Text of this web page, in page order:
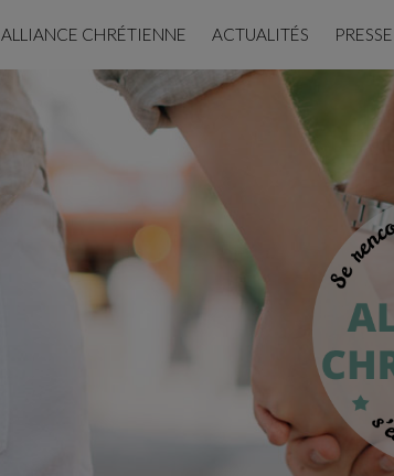
ALLIANCE CHRÉTIENNE ACTUALITÉS PRESSE